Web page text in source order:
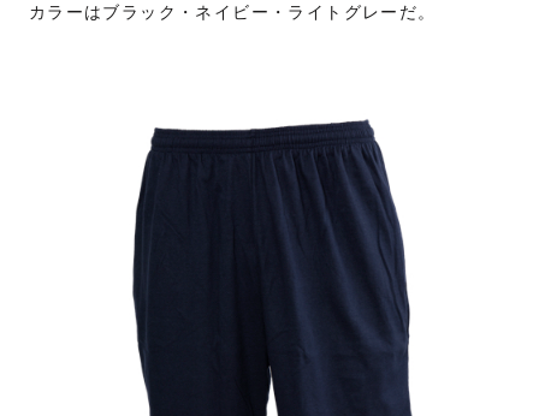
カラーはブラック・ネイビー・ライトグレーだ。